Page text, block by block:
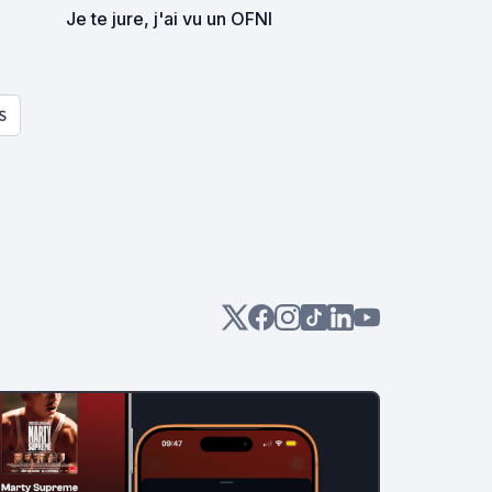
Je te jure, j'ai vu un OFNI